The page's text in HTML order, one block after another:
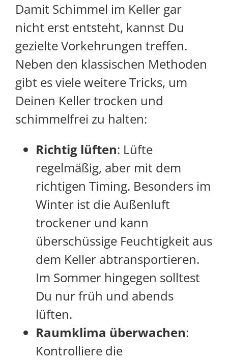
Damit Schimmel im Keller gar
nicht erst entsteht, kannst Du
gezielte Vorkehrungen treffen.
Neben den klassischen Methoden
gibt es viele weitere Tricks, um
Deinen Keller trocken und
schimmelfrei zu halten:
Richtig lüften: Lüfte
regelmäßig, aber mit dem
richtigen Timing. Besonders im
Winter ist die Außenluft
trockener und kann
überschüssige Feuchtigkeit aus
dem Keller abtransportieren.
Im Sommer hingegen solltest
Du nur früh und abends
lüften.
Raumklima überwachen:
Kontrolliere die